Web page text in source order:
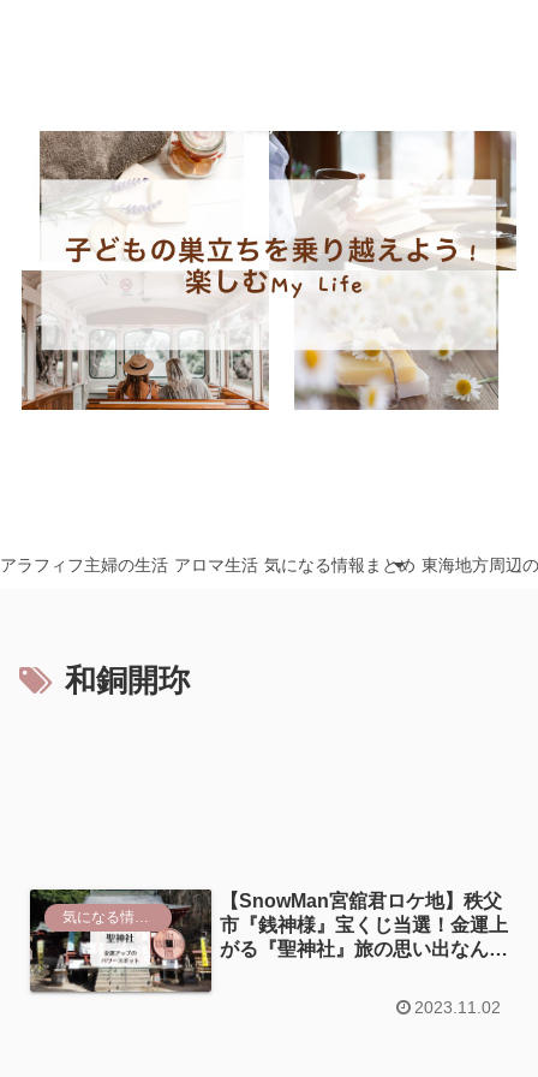
アラフィフ主婦の生活 アロマ生活 気になる情報まとめ 東海地方周辺
和銅開珎
気になる情報まとめ
【SnowMan宮舘君ロケ地】秩父
市『銭神様』宝くじ当選！金運上
がる『聖神社』旅の思い出なんだ
2023.11.02